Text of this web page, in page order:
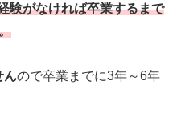
験がなければ卒業するまで
んので卒業までに3年～6年